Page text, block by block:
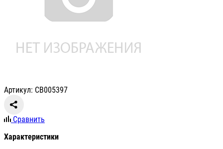
Артикул: СВ005397
Сравнить
Характеристики